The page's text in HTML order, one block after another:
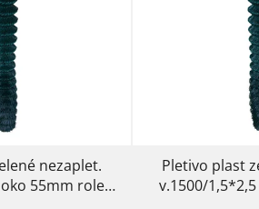
nezaplet.
55mm role
Pletivo plast
v.1500/